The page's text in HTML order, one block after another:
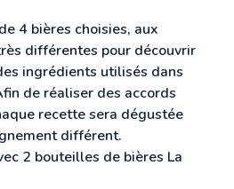
4 bières choisies, aux
différentes pour découvrir
ingrédients utilisés dans
de réaliser des accords
recette sera dégustée
différent.
2 bouteilles de bières La